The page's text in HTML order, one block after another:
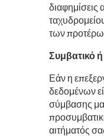
διαφημίσεις
των
Συμβατικό
Εάν η
δεδομένων
σύμβασης
αιτήματός